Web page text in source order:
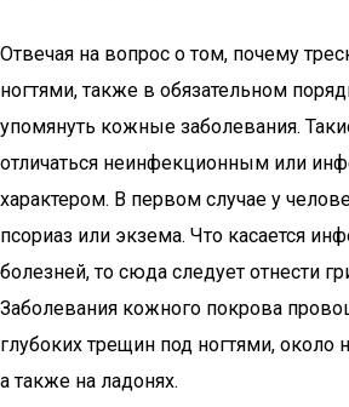
Отвечая на вопрос о том, почему
ногтями, также в обязательном
упомянуть кожные заболевания.
отличаться неинфекционным или
характером. В первом случае у
псориаз или экзема. Что касается
болезней, то сюда следует отнести
Заболевания кожного покрова
глубоких трещин под ногтями,
а также на ладонях.